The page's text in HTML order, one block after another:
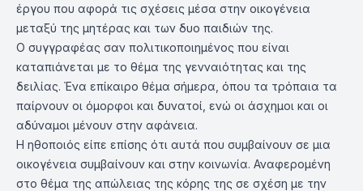
έργου που αφορά τις σχέσεις μέσα στην οικογένεια
μεταξύ της μητέρας και των δυο παιδιών της.
Ο συγγραφέας σαν πολιτικοποιημένος που είναι
καταπιάνεται με το θέμα της γενναιότητας και της
δειλίας. Ένα επίκαιρο θέμα σήμερα, όπου τα τρόπαια τα
παίρνουν οι όμορφοι και δυνατοί, ενώ οι άσχημοι και οι
αδύναμοι μένουν στην αφάνεια.
Η ηθοποιός είπε επίσης ότι αυτά που συμβαίνουν σε μια
οικογένεια συμβαίνουν και στην κοινωνία. Αναφερομένη
στο θέμα της απώλειας της κόρης της σε σχέση με την